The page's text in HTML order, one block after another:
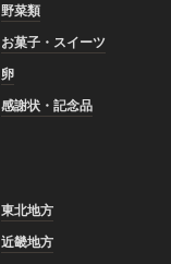
野菜類
お菓子・スイーツ
卵
感謝状・記念品
東北地方
近畿地方